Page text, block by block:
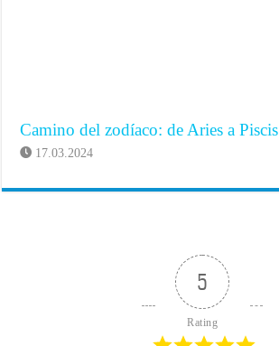
Camino del zodíaco: de Aries a Piscis
17.03.2024
5
Rating